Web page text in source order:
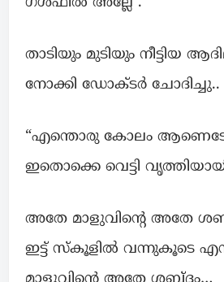
താടിയും മുടിയും നീട്ടിയ
നോക്കി ഡോക്ടർ ചോദിച്ചു..
“എന്തൊരു കോലം
ഇതൊക്കെ വെട്ടി
അതേ മാളുവിന്റെ അതേ
ഇട്ട് സ്കൂളിൽ വന്നുകൂടെ